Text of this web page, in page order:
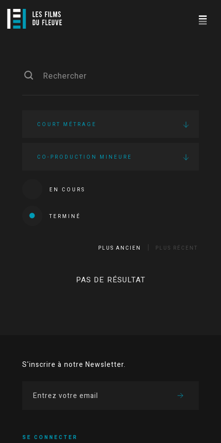
COURT MÉTRAGE
CO-PRODUCTION MINEURE
EN COURS
TERMINÉ
PLUS ANCIEN PLUS RÉCENT
PAS DE RÉSULTAT
S'inscrire à notre Newsletter.
SE CONNECTER